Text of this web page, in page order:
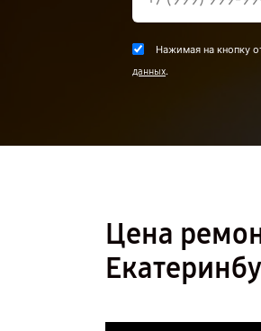
Нажимая на кнопку
данных.
Цена